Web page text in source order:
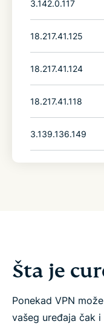
3.142.0.117
18.217.41.125
18.217.41.124
18.217.41.118
3.139.136.149
Šta je
Ponekad VPN
vašeg uređaja čak